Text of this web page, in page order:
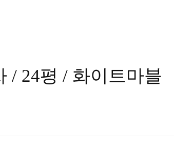
/ 24평 / 화이트마블